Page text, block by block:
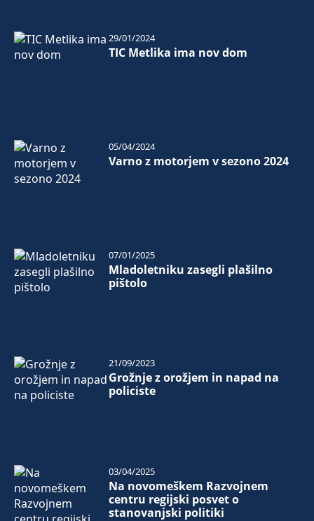
TIC Metlika ima nov dom
29/01/2024
Varno z motorjem v sezono 2024
05/04/2024
Mladoletniku zasegli plašilno
pištolo
07/01/2025
Grožnje z orožjem in napad na
policiste
21/09/2023
Na novomeškem Razvojnem
centru regijski posvet o
stanovanjski politiki
03/04/2025